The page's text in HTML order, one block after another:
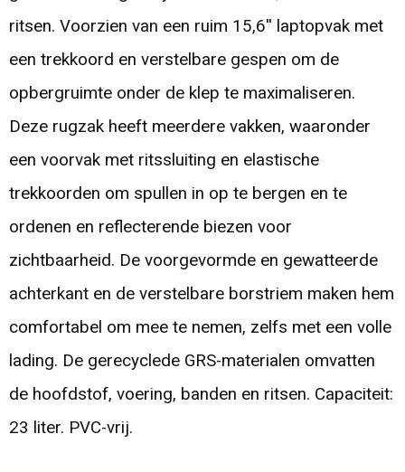
ritsen. Voorzien van een ruim 15,6'' laptopvak met
een trekkoord en verstelbare gespen om de
opbergruimte onder de klep te maximaliseren.
Deze rugzak heeft meerdere vakken, waaronder
een voorvak met ritssluiting en elastische
trekkoorden om spullen in op te bergen en te
ordenen en reflecterende biezen voor
zichtbaarheid. De voorgevormde en gewatteerde
achterkant en de verstelbare borstriem maken hem
comfortabel om mee te nemen, zelfs met een volle
lading. De gerecyclede GRS-materialen omvatten
de hoofdstof, voering, banden en ritsen. Capaciteit:
23 liter. PVC-vrij.